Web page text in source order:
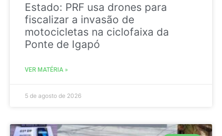
Estado: PRF usa drones para
fiscalizar a invasão de
motocicletas na ciclofaixa da
Ponte de Igapó
VER MATÉRIA »
5 de agosto de 2026